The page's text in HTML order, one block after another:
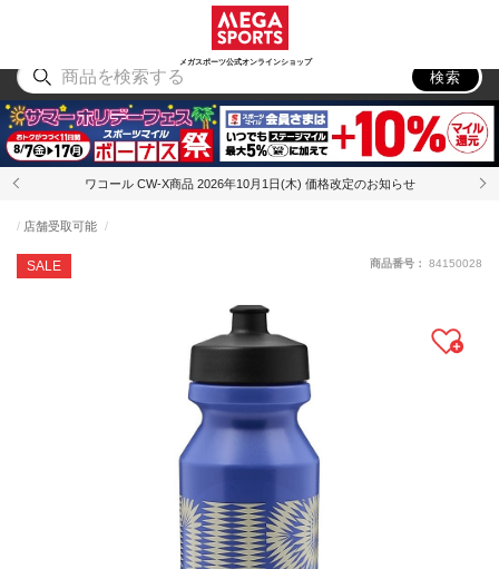
メガスポーツ公式オンラインショップ
アウトドア
検索
ワコール CW-X商品 2026年10月1日(木) 価格改定のお知らせ
SALE
店舗受取可能
商品番号： 84150028